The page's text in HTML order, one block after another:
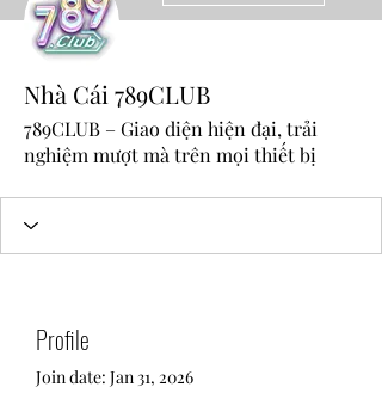
Nhà Cái 789CLUB
789CLUB – Giao diện hiện đại, trải
nghiệm mượt mà trên mọi thiết bị
Profile
Join date: Jan 31, 2026